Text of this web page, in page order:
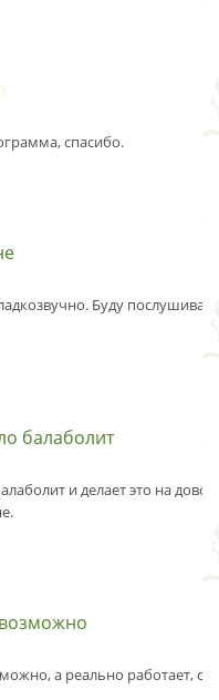
спасибо.
Буду
балаболит
и делает это на
а реально работает,